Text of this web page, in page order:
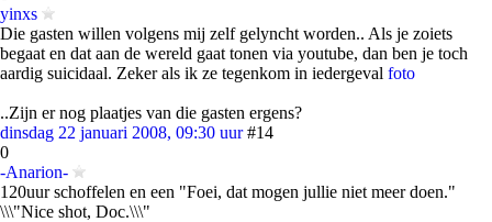
yinxs
Die gasten willen volgens mij zelf gelyncht worden.. Als je zoiets
begaat en dat aan de wereld gaat tonen via youtube, dan ben je toch
aardig suicidaal. Zeker als ik ze tegenkom in iedergeval foto
..Zijn er nog plaatjes van die gasten ergens?
dinsdag 22 januari 2008, 09:30 uur #14
0
-Anarion-
120uur schoffelen en een "Foei, dat mogen jullie niet meer doen."
\\\"Nice shot, Doc.\\\"